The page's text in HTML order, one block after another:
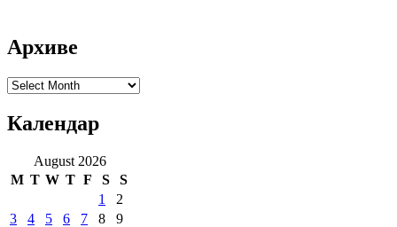
Архиве
Архиве
Календар
August 2026
M T W T F S
S
1
2
3
4 5 6 7 8
9